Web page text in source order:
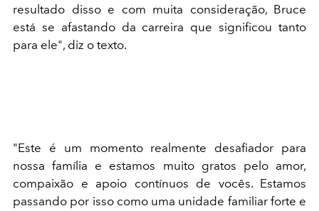
resultado disso e com muita consideração, Bruce
está se afastando da carreira que significou tanto
para ele", diz o texto.
"Este é um momento realmente desafiador para
nossa família e estamos muito gratos pelo amor,
compaixão e apoio contínuos de vocês. Estamos
passando por isso como uma unidade familiar forte e